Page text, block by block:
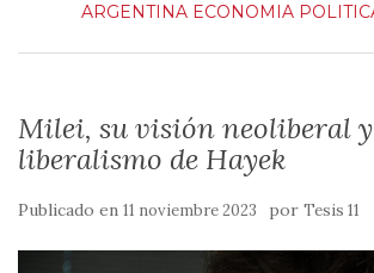
ARGENTINA ECONOMIA
Milei, su visión neoliberal
liberalismo de Hayek
Publicado en 11 noviembre 2023 por Tesis 11